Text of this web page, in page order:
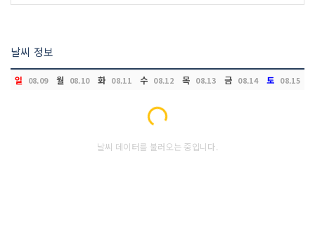
날씨 정보
일 08.09 월 08.10 화 08.11 수 08.12 목 08.13 금 08.14 토 08.15
Loading...
날씨 데이터를 불러오는 중입니다.